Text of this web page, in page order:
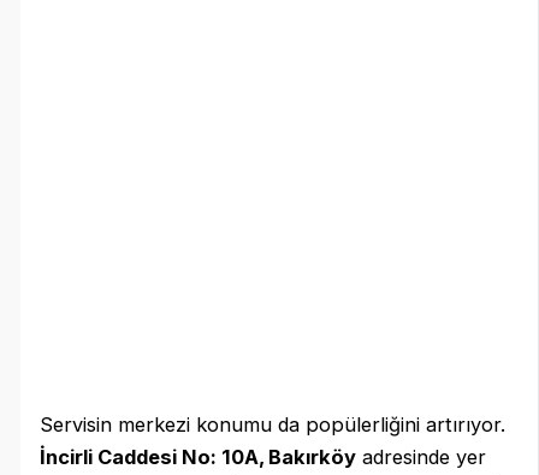
Servisin merkezi konumu da popülerliğini artırıyor.
İncirli Caddesi No: 10A, Bakırköy adresinde yer